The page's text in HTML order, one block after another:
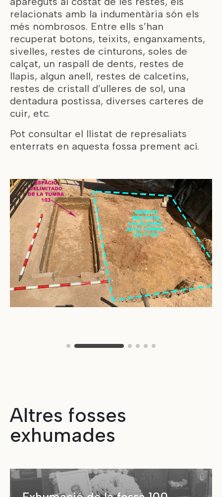
relacionats amb la indumentària són els
més nombrosos. Entre ells s’han
recuperat botons, teixits, enganxaments,
sivelles, restes de cinturons, soles de
calçat, un raspall de dents, restes de
llapis, algun anell, restes de calcetins,
restes de cristall d’ulleres de sol, una
dentadura postissa, diverses carteres de
cuir, etc.
Pot consultar el llistat de represaliats
enterrats en aquesta fossa prement ací.
Altres fosses
exhumades